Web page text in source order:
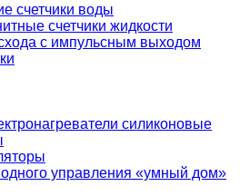
счетчики воды
счетчики жидкости
с импульсным выходом
силиконовые
управления «умный дом»